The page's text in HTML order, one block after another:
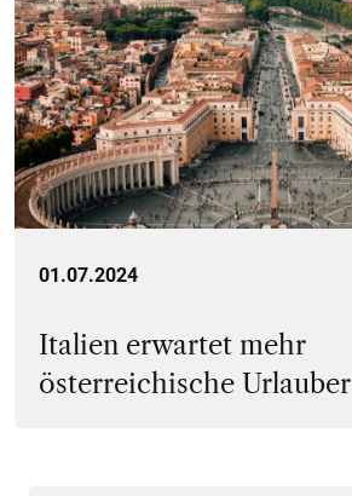
01.07.2024
Italien erwartet mehr
österreichische Urlauber